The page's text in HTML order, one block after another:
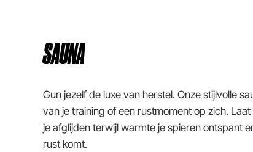
SAUNA
Gun jezelf de luxe van herstel. Onze stijlvolle
van je training of een rustmoment op zich.
je afglijden terwijl warmte je spieren ontspant
rust komt.